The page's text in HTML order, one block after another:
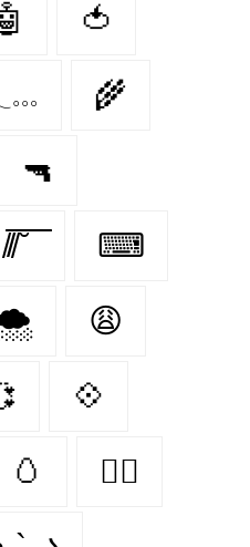
🍅
🌾
🔫
̸/̸̅̅ ̆̅ ̅̅ ̅̅ ⌨
😩
💠
🥚 🤼‍♂️